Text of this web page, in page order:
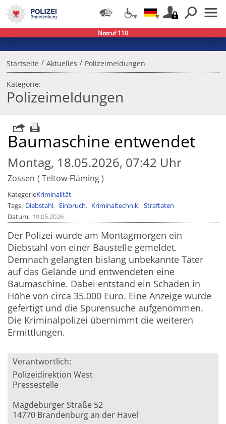
Startseite / Aktuelles / Polizeimeldungen
Kategorie:
Polizeimeldungen
Baumaschine entwendet
Montag, 18.05.2026, 07:42 Uhr
Zossen Teltow-Fläming
KategorieKriminalität
Tags Diebstahl Einbruch Kriminaltechnik
Straftaten
Datum 19.05.2026
Der Polizei wurde am Montagmorgen ein
Diebstahl von einer Baustelle gemeldet.
Demnach gelangten bislang unbekannte Täter
auf das Gelände und entwendeten eine
Baumaschine. Dabei entstand ein Schaden in
Höhe von circa 35.000 Euro. Eine Anzeige wurde
gefertigt und die Spurensuche aufgenommen.
Die Kriminalpolizei übernimmt die weiteren
Ermittlungen.
Verantwortlich:
Polizeidirektion West
Pressestelle
Magdeburger Straße 52
14770 Brandenburg an der Havel
Notruf 110